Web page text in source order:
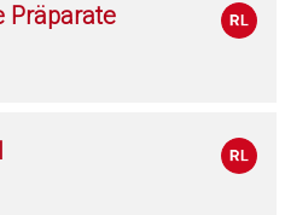
Präparate